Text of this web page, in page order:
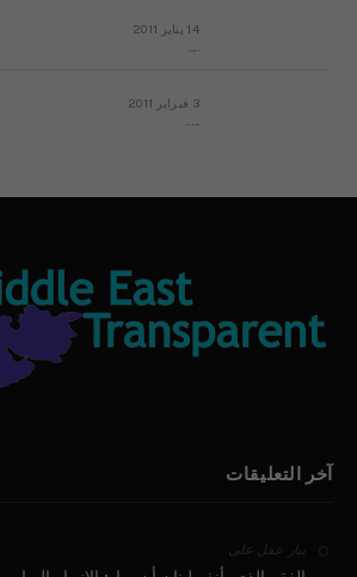
14 يناير 2011
3 فبراير 2011
آخر التعليقات
بيار عقل على